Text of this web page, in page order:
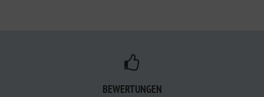
BEWERTUNGEN